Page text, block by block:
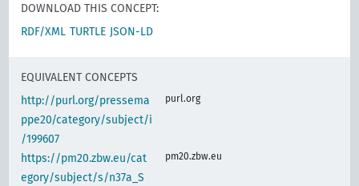
DOWNLOAD THIS CONCEPT:
RDF/XML TURTLE JSON-LD
EQUIVALENT CONCEPTS
http://purl.org/pressema
ppe20/category/subject/i
/199607
purl.org
https://pm20.zbw.eu/cat
egory/subject/s/n37a_S
pm20.zbw.eu